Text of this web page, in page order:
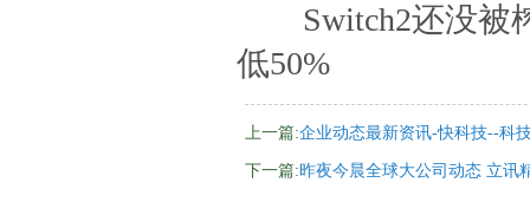
Switch2还没被榨
低50%
上一篇:企业动态最新资讯-快科技--科
下一篇:昨夜今晨全球大公司动态 立讯